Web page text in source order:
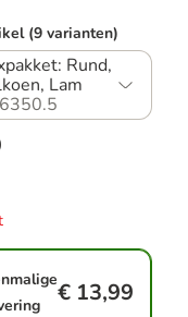
(9 varianten)
Rund,
Lam
€ 13,99